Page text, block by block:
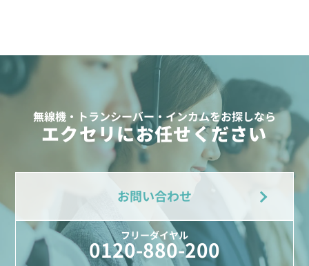
無線機・トランシーバー・インカムをお探しなら
エクセリにお任せください
お問い合わせ
フリーダイヤル
0120-880-200